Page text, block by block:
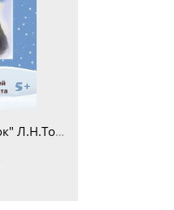
Книга - игра "Филипок" Л.Н.Толстой для детей дошкольного возраста 5+